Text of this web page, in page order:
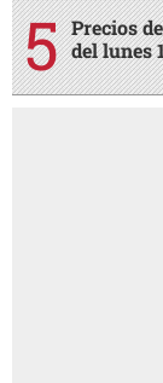
Precios
del lunes